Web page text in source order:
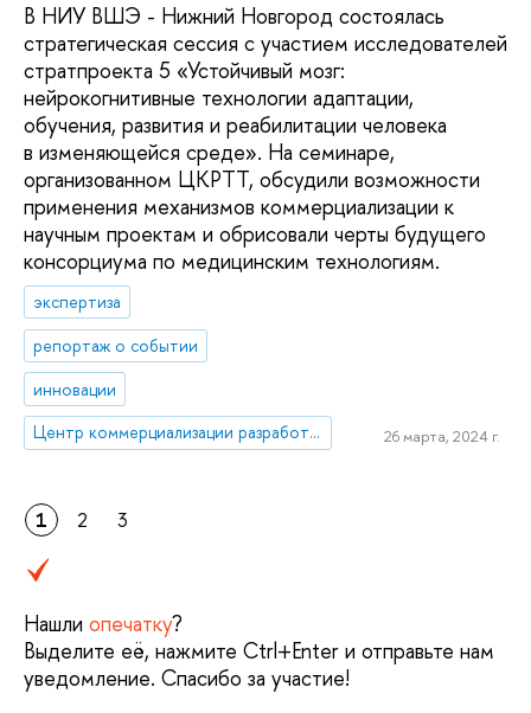
В НИУ ВШЭ - Нижний Новгород состоялась
стратегическая сессия с участием исследователей
стратпроекта 5 «Устойчивый мозг:
нейрокогнитивные технологии адаптации,
обучения, развития и реабилитации человека
в изменяющейся среде». На семинаре,
организованном ЦКРТТ, обсудили возможности
применения механизмов коммерциализации к
научным проектам и обрисовали черты будущего
консорциума по медицинским технологиям.
экспертиза
репортаж о событии
инновации
Центр коммерциализации разработок и трансфера технологий
26 марта, 2024 г.
1 2 3
Нашли опечатку?
Выделите её, нажмите Ctrl+Enter и отправьте нам
уведомление. Спасибо за участие!